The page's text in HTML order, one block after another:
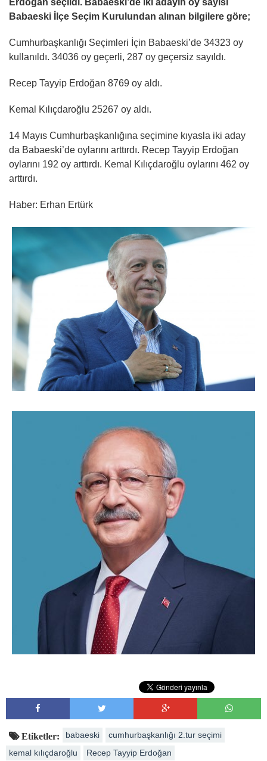
Babaeski İlçe Seçim Kurulundan alınan bilgilere göre;
Cumhurbaşkanlığı Seçimleri İçin Babaeski’de 34323 oy
kullanıldı. 34036 oy geçerli, 287 oy geçersiz sayıldı.
Recep Tayyip Erdoğan 8769 oy aldı.
Kemal Kılıçdaroğlu 25267 oy aldı.
14 Mayıs Cumhurbaşkanlığına seçimine kıyasla iki aday
da Babaeski’de oylarını arttırdı. Recep Tayyip Erdoğan
oylarını 192 oy arttırdı. Kemal Kılıçdaroğlu oylarını 462 oy
arttırdı.
Haber: Erhan Ertürk
Etiketler: babaeski
cumhurbaşkanlığı 2.tur seçimi
kemal kılıçdaroğlu
Recep Tayyip Erdoğan